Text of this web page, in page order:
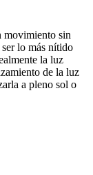
movimiento sin
lo más nítido
la luz
de la luz
a pleno sol o